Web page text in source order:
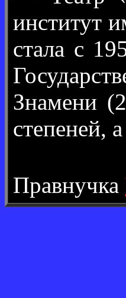
институт
стала с
Знамени
степеней,
Правнучка